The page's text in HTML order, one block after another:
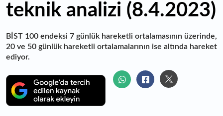
teknik analizi (8.4.2023)
BİST 100 endeksi 7 günlük hareketli ortalamasının üzerinde,
20 ve 50 günlük hareketli ortalamalarının ise altında hareket
ediyor.